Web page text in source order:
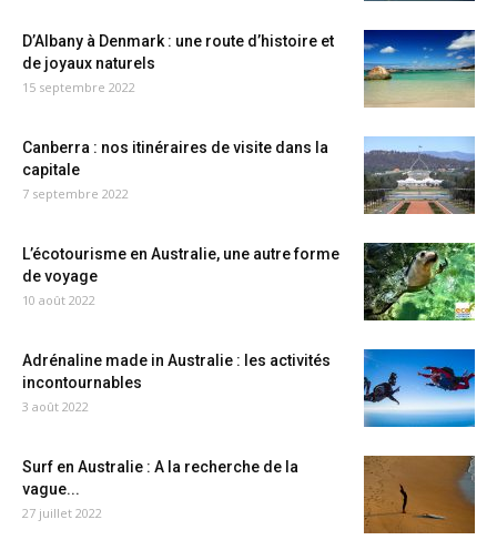
D’Albany à Denmark : une route d’histoire et
de joyaux naturels
15 septembre 2022
Canberra : nos itinéraires de visite dans la
capitale
7 septembre 2022
L’écotourisme en Australie, une autre forme
de voyage
10 août 2022
Adrénaline made in Australie : les activités
incontournables
3 août 2022
Surf en Australie : A la recherche de la
vague...
27 juillet 2022